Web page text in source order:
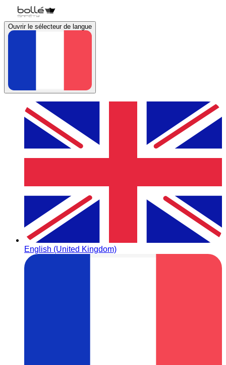
Ouvrir le sélecteur de langue
English (United Kingdom)